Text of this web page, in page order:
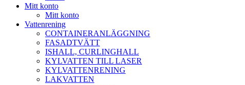
Mitt konto
Mitt konto
Vattenrening
CONTAINERANLÄGGNING
FASADTVÄTT
ISHALL, CURLINGHALL
KYLVATTEN TILL LASER
KYLVATTENRENING
LAKVATTEN